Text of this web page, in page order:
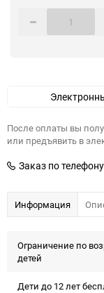
После оплаты вы
или предъявить в
Заказ по телефону
Информация
Ограничение по
детей
Дети до 12 лет